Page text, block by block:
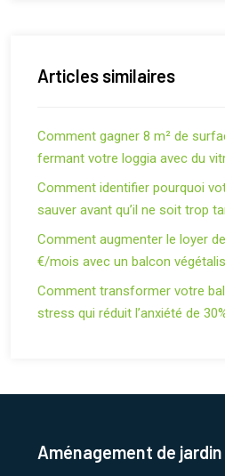
Articles similaires
Comment gagner 8 m² de
fermant votre loggia avec du
Comment identifier pourquoi
sauver avant qu’il ne soit trop
Comment augmenter le loyer
€/mois avec un balcon
Comment transformer votre
stress qui réduit l’anxiété de
Aménagement de jardin